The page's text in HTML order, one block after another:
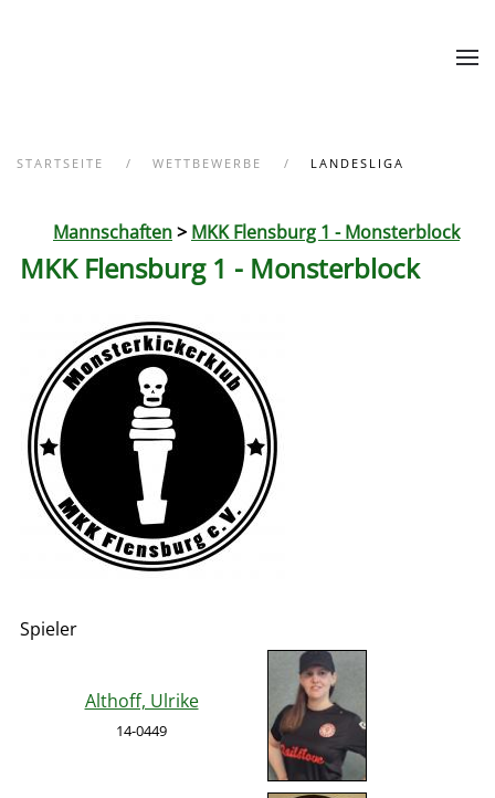
STARTSEITE WETTBEWERBE LANDESLIGA
Mannschaften> MKK Flensburg 1 - Monsterblock
MKK Flensburg 1 - Monsterblock
Spieler
Althoff, Ulrike
14-0449